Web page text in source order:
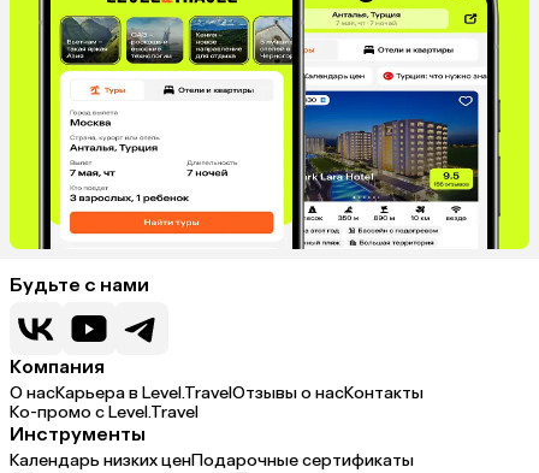
Будьте с нами
Компания
О насКарьера в Level.TravelОтзывы о насКонтакты
Ко-промо с Level.Travel
Инструменты
Календарь низких ценПодарочные сертификаты